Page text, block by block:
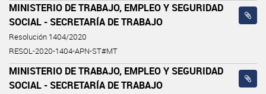
MINISTERIO DE TRABAJO, EMPLEO Y SEGURIDAD
SOCIAL - SECRETARÍA DE TRABAJO
Resolución 1404/2020
RESOL-2020-1404-APN-ST#MT
MINISTERIO DE TRABAJO, EMPLEO Y SEGURIDAD
SOCIAL - SECRETARÍA DE TRABAJO